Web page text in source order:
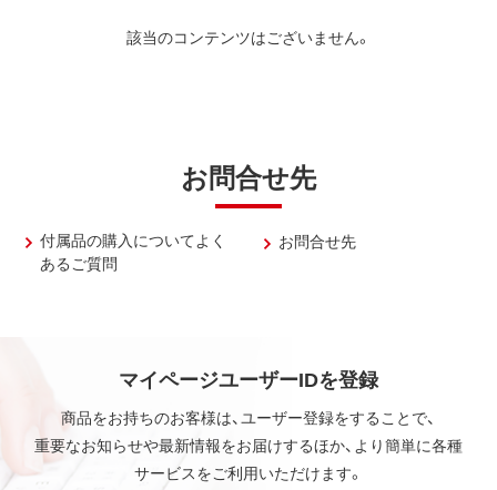
該当のコンテンツはございません。
お問合せ先
付属品の購入についてよく
あるご質問
お問合せ先
マイページユーザーIDを登録
商品をお持ちのお客様は、ユーザー登録をすることで、
重要なお知らせや最新情報をお届けするほか、より簡単に各種
サービスをご利用いただけます。